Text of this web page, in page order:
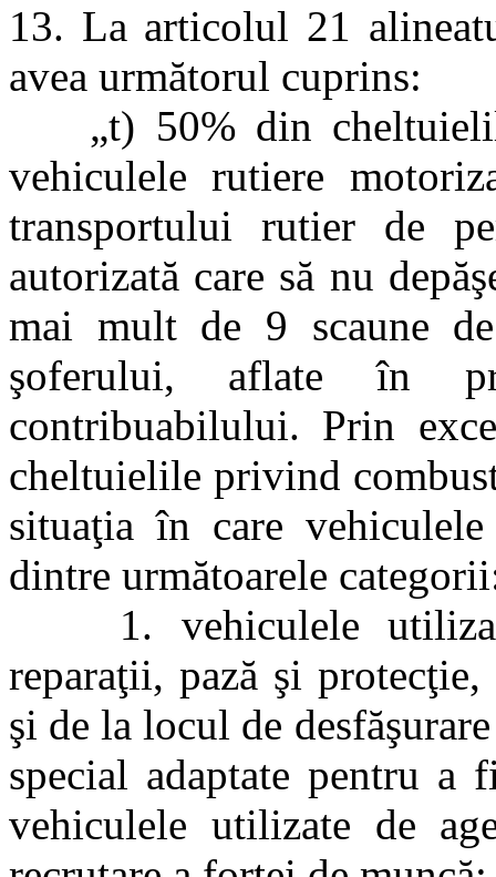
13. La articolul 21
avea următorul cuprins:
„t) 50% din
vehiculele rutiere
transportului rutier de
autorizată care să nu
mai mult de 9 scaune
şoferului, aflate în
contribuabilului. Prin
cheltuielile privind
situaţia în care
dintre următoarele
1. vehiculele
reparaţii, pază şi
şi de la locul de
special adaptate pentru a
vehiculele utilizate de